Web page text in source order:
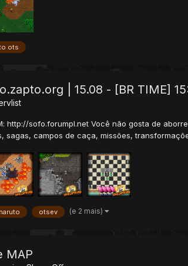
ots
| 15.08 - [BR TIME]
http://sofo.forumpl.net Você não gosta de
sagas, campos de caça, missões,
naruto otsev (e 2 mais)
MAP